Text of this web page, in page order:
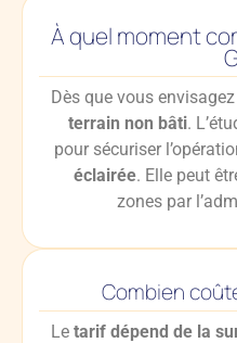
À quel moment
Dès que vous
terrain non bâti.
pour sécuriser
éclairée. Elle peut
zones par
Combien
Le tarif dépend de la